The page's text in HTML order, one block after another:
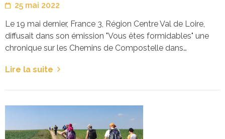
25 mai 2022
Le 19 mai dernier, France 3, Région Centre Val de Loire,
diffusait dans son émission "Vous êtes formidables" une
chronique sur les Chemins de Compostelle dans…
Lire la suite